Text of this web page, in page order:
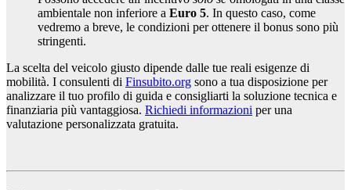
ambientale non inferiore a Euro 5. In questo caso, come
vedremo a breve, le condizioni per ottenere il bonus sono più
stringenti.
La scelta del veicolo giusto dipende dalle tue reali esigenze di
mobilità. I consulenti di Finsubito.org sono a tua disposizione per
analizzare il tuo profilo di guida e consigliarti la soluzione tecnica e
finanziaria più vantaggiosa. Richiedi informazioni per una
valutazione personalizzata gratuita.